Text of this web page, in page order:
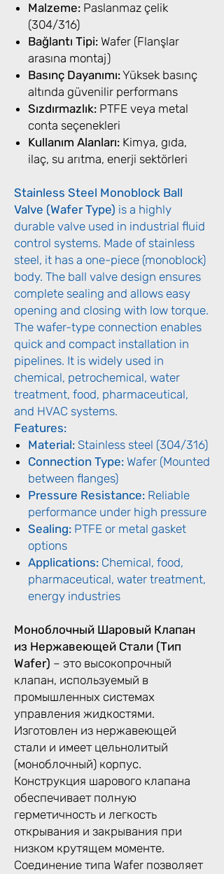
Malzeme: Paslanmaz çelik
(304/316)
Bağlantı Tipi: Wafer (Flanşlar
arasına montaj)
Basınç Dayanımı:Yüksek basınç
altında güvenilir performans
Sızdırmazlık: PTFE veya metal
conta seçenekleri
Kullanım Alanları: Kimya, gıda,
ilaç, su arıtma, enerji sektörleri
Stainless Steel Monoblock Ball
Valve (Wafer Type) is a highly
durable valve used in industrial fluid
control systems. Made of stainless
steel, it has a one-piece (monoblock)
body. The ball valve design ensures
complete sealing and allows easy
opening and closing with low torque.
The wafer-type connection enables
quick and compact installation in
pipelines. It is widely used in
chemical, petrochemical, water
treatment, food, pharmaceutical,
and HVAC systems.
Features:
Material: Stainless steel (304/316)
Connection Type: Wafer (Mounted
between flanges)
Pressure Resistance: Reliable
performance under high pressure
Sealing: PTFE or metal gasket
options
Applications: Chemical, food,
pharmaceutical, water treatment,
energy industries
Моноблочный Шаровый Клапан
из Нержавеющей Стали (Тип
Wafer) – это высокопрочный
клапан, используемый в
промышленных системах
управления жидкостями.
Изготовлен из нержавеющей
стали и имеет цельнолитый
(моноблочный) корпус.
Конструкция шарового клапана
обеспечивает полную
герметичность и легкость
открывания и закрывания при
низком крутящем моменте.
Соединение типа Wafer позволяет